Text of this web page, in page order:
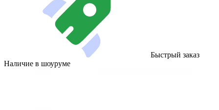
Быстрый заказ
Наличие в шоуруме